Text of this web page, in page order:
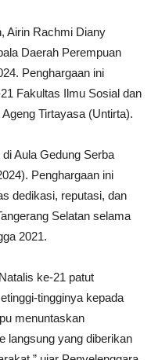
Airin Rachmi Diany
Daerah Perempuan
Penghargaan ini
Fakultas Ilmu Sosial dan
Tirtayasa (Untirta).
Aula Gedung Serba
Penghargaan ini
dedikasi, reputasi, dan
Selatan selama
2021.
ke-21 patut
tingginya kepada
menuntaskan
langsung yang diberikan